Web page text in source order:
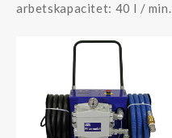
arbetskapacitet: 40 l / min.